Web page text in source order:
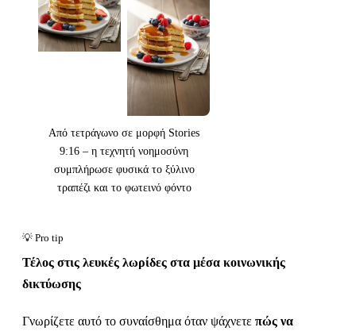
Από τετράγωνο σε μορφή Stories
9:16 – η τεχνητή νοημοσύνη
συμπλήρωσε φυσικά το ξύλινο
τραπέζι και το φωτεινό φόντο
Τέλος στις λευκές λωρίδες στα μέσα κοινωνικής
δικτύωσης
Γνωρίζετε αυτό το συναίσθημα όταν ψάχνετε πώς να